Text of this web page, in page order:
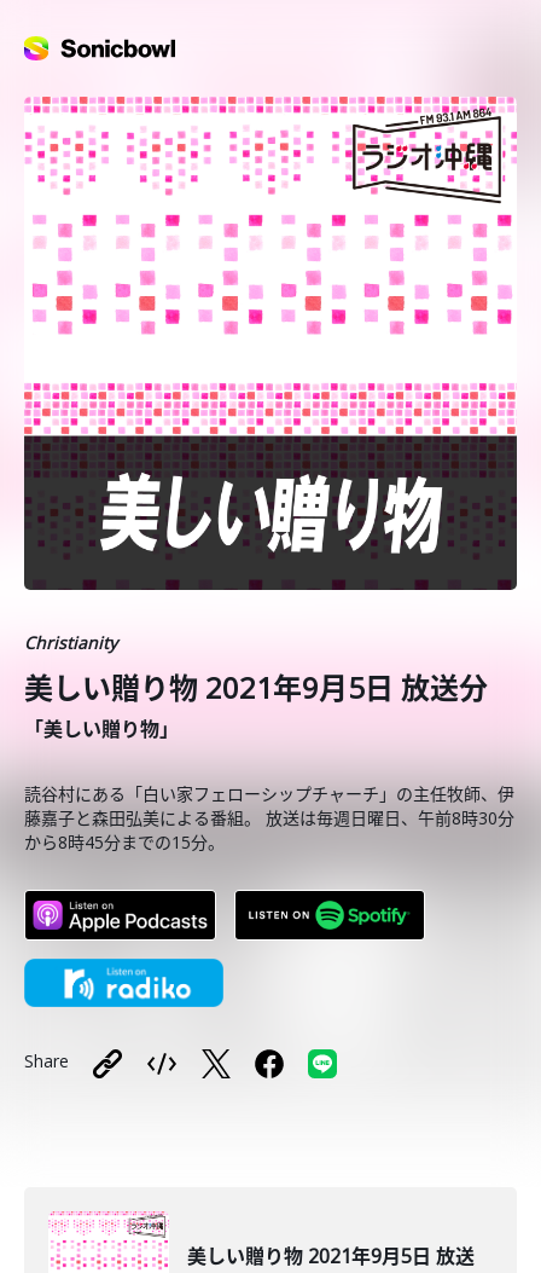
Christianity
美しい贈り物 2021年9月5日 放送分
「美しい贈り物」
読谷村にある「白い家フェローシップチャーチ」の主任牧師、伊
藤嘉子と森田弘美による番組。 放送は毎週日曜日、午前8時30分
から8時45分までの15分。
Share
美しい贈り物 2021年9月5日 放送